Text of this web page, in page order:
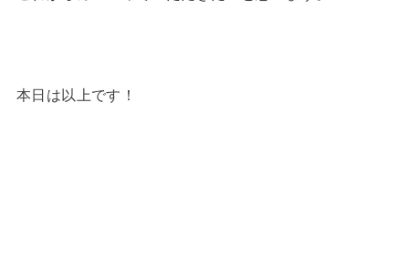
本日は以上です！